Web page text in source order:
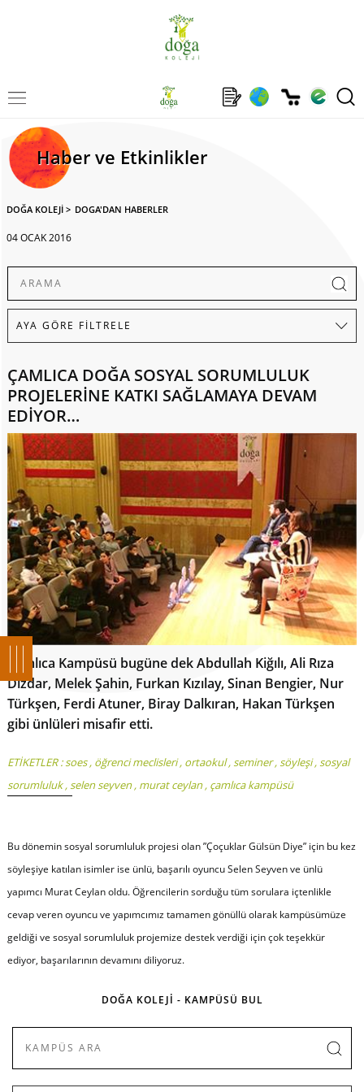
Haber ve Etkinlikler
DOĞA KOLEJİ > DOGA'DAN HABERLER
04 OCAK 2016
ÇAMLICA DOĞA SOSYAL SORUMLULUK
PROJELERİNE KATKI SAĞLAMAYA DEVAM
EDİYOR…
Çamlıca Kampüsü bugüne dek Abdullah Kiğılı, Ali Rıza
Dizdar, Melek Şahin, Furkan Kızılay, Sinan Bengier, Nur
Türkşen, Ferdi Atuner, Biray Dalkıran, Hakan Türkşen
gibi ünlüleri misafir etti.
ETİKETLER :soes, öğrenci meclisleri, ortaokul,seminer,söyleşi,sosyal
sorumluluk,selen seyven, murat ceylan, çamlıca kampüsü
Bu dönemin sosyal sorumluluk projesi olan ”Çoçuklar Gülsün Diye” için bu kez
söyleşiye katılan isimler ise ünlü, başarılı oyuncu Selen Seyven ve ünlü
yapımcı Murat Ceylan oldu. Öğrencilerin sorduğu tüm sorulara içtenlikle
cevap veren oyuncu ve yapımcımız tamamen gönüllü olarak kampüsümüze
geldiği ve sosyal sorumluluk projemize destek verdiği için çok teşekkür
ediyor, başarılarının devamını diliyoruz.
DOĞA KOLEJİ - KAMPÜSÜ BUL